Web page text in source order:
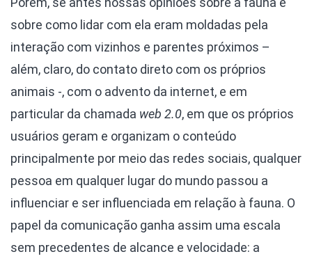
sobre como lidar com ela eram moldadas pela
interação com vizinhos e parentes próximos –
além, claro, do contato direto com os próprios
animais -, com o advento da internet, e em
particular da chamada web 2.0, em que os próprios
usuários geram e organizam o conteúdo
principalmente por meio das redes sociais, qualquer
pessoa em qualquer lugar do mundo passou a
influenciar e ser influenciada em relação à fauna. O
papel da comunicação ganha assim uma escala
sem precedentes de alcance e velocidade: a